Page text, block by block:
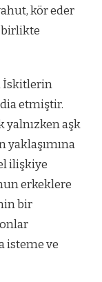
kör eder
birlikte
İskitlerin
etmiştir.
yalnızken aşk
yaklaşımına
ilişkiye
erkeklere
bir
isteme ve